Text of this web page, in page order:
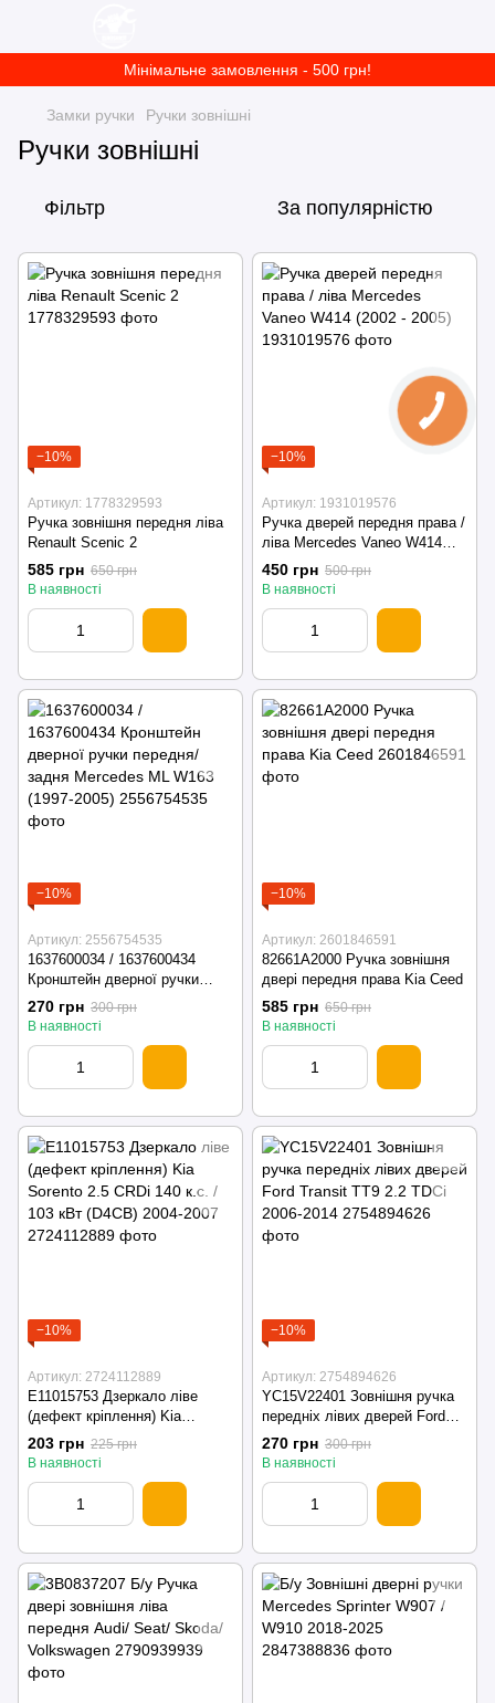
Мінімальне замовлення - 500 грн!
Замки ручки Ручки зовнішні
Ручки зовнішні
Фільтр За популярністю
−10%
Артикул: 1778329593
Ручка зовнішня передня ліва
Renault Scenic 2
585 грн 650 грн
В наявності
−10%
Артикул: 1931019576
Ручка дверей передня права /
ліва Mercedes Vaneo W414
(2002 - 2005)
450 грн 500 грн
В наявності
−10%
Артикул: 2556754535
1637600034 / 1637600434
Кронштейн дверної ручки
передня/задня Mercedes ML
W163 (1997-2005)
270 грн 300 грн
В наявності
−10%
Артикул: 2601846591
82661A2000 Ручка зовнішня
двері передня права Kia Ceed
585 грн 650 грн
В наявності
−10%
Артикул: 2724112889
E11015753 Дзеркало ліве
(дефект кріплення) Kia
Sorento 2.5 CRDi 140 к.с. / 103
кВт (D4CB) 2004-2007
203 грн 225 грн
В наявності
−10%
Артикул: 2754894626
YC15V22401 Зовнішня ручка
передніх лівих дверей Ford
Transit TT9 2.2 TDCi 2006-2014
270 грн 300 грн
В наявності